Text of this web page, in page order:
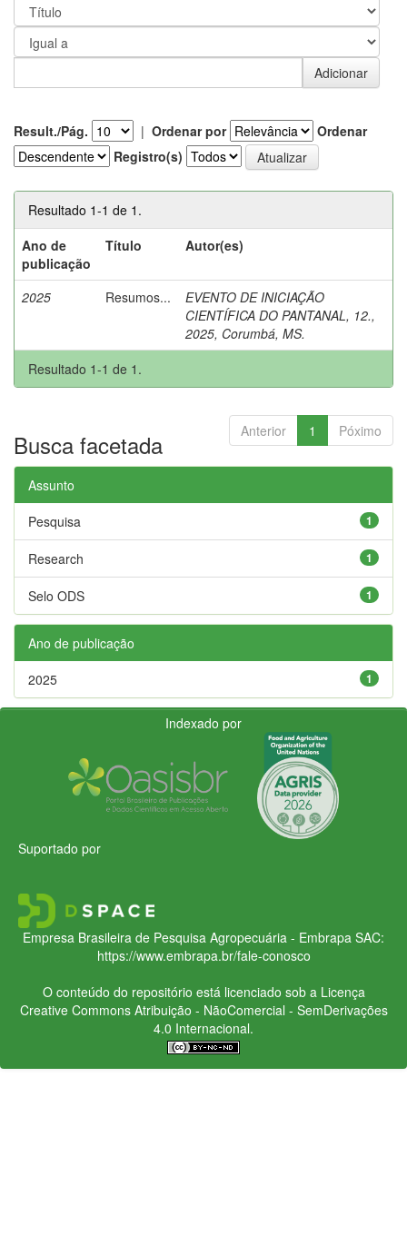
Result./Pág. | Ordenar por
Ordenar
Registro(s)
Resultado 1-1 de 1.
Ano de
publicação
Título Autor(es)
2025 Resumos...
EVENTO DE INICIAÇÃO
CIENTÍFICA DO PANTANAL, 12.,
2025, Corumbá, MS.
Resultado 1-1 de 1.
Anterior 1 Póximo
Busca facetada
Assunto
1
Pesquisa
1
Research
1
Selo ODS
Ano de publicação
1
2025
Indexado por
Suportado por
Empresa Brasileira de Pesquisa Agropecuária - Embrapa SAC:
https://www.embrapa.br/fale-conosco
O conteúdo do repositório está licenciado sob a Licença
Creative CommonsAtribuição - NãoComercial - SemDerivações
4.0 Internacional.